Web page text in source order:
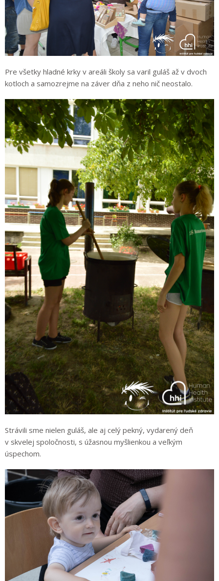
Pre všetky hladné krky v areáli školy sa varil guláš až v dvoch
kotloch a samozrejme na záver dňa z neho nič neostalo.
Strávili sme nielen guláš, ale aj celý pekný, vydarený deň
v skvelej spoločnosti, s úžasnou myšlienkou a veľkým
úspechom.